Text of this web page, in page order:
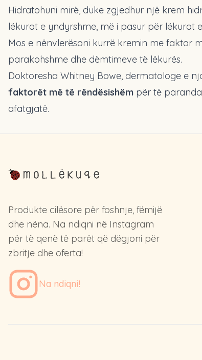
Hidratohuni mirë, duke zgjedhur një krem
lëkurat e yndyrshme, më i pasur për lëkurat
Mos e nënvlerësoni kurrë kremin me faktor
parakohshme dhe dëmtimeve të lëkurës.
Doktoresha Whitney Bowe, dermatologe e
faktorët më të rëndësishëm për të
afatgjatë.
Produkte cilësore për foshnje, fëmijë
dhe nëna. Na ndiqni në Instagram
për të qenë të parët që dëgjoni për
zbritje dhe oferta!
Na ndiqni!